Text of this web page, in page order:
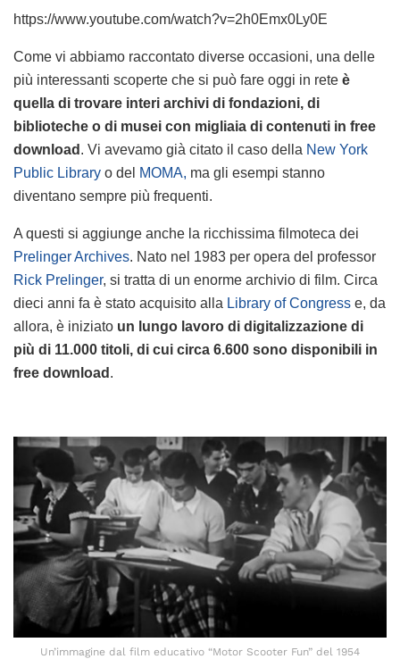
https://www.youtube.com/watch?v=2h0Emx0Ly0E
Come vi abbiamo raccontato diverse occasioni, una delle
più interessanti scoperte che si può fare oggi in rete è
quella di trovare interi archivi di fondazioni, di
biblioteche o di musei con migliaia di contenuti in free
download . Vi avevamo già citato il caso della New York
Public Library o del MOMA, ma gli esempi stanno
diventano sempre più frequenti.
A questi si aggiunge anche la ricchissima filmoteca dei
Prelinger Archives. Nato nel 1983 per opera del professor
Rick Prelinger, si tratta di un enorme archivio di film. Circa
dieci anni fa è stato acquisito alla Library of Congress e, da
allora, è iniziato un lungo lavoro di digitalizzazione di
più di 11.000 titoli, di cui circa 6.600 sono disponibili in
free download .
Un’immagine dal film educativo “Motor Scooter Fun” del 1954